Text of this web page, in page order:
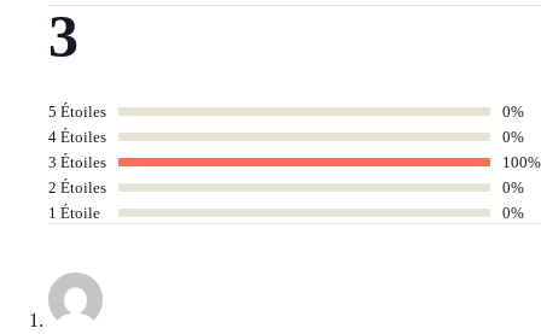
3
5 Étoiles
0%
4 Étoiles
0%
3 Étoiles
100%
2 Étoiles
0%
1 Étoile
0%